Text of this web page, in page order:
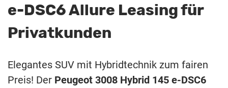
e-DSC6 Allure Leasing für
Privatkunden
Elegantes SUV mit Hybridtechnik zum fairen
Preis! Der Peugeot 3008 Hybrid 145 e-DSC6